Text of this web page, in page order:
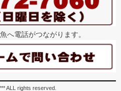
へ電話がつながります。
ALL rights reserved.